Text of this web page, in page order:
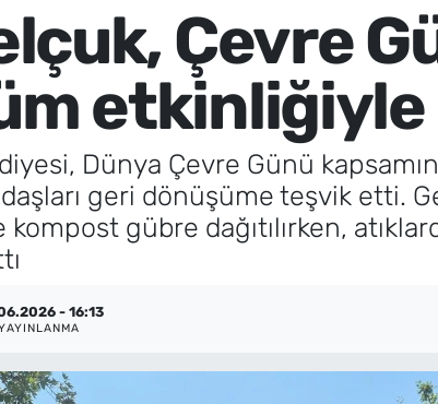
Çevre
etkinliğiyle
Dünya Çevre Günü
geri dönüşüme teşvik etti.
gübre dağıtılırken,
- 16:13